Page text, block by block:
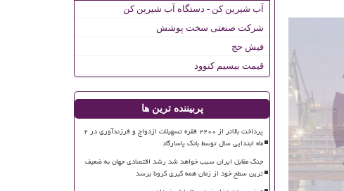
آب شیرین کن - دستگاه آب شیرین کن
شرکت صنعتی سخت پوشش
فیش حج
قیمت بیسیم کنوود
پربیننده ترین ها
پرداخت بالاتر از ۲۲۰۰ فقره تسهیلات ازدواج و فرزندآوری در ۲
ماه ابتدایی سال توسط بانک پاسارگاد
جنگ مقابل ایران سبب خواهد شد رشد اقتصادی جهان به ضعیف
ترین سطح خود از زمان همه گیری کرونا برسد